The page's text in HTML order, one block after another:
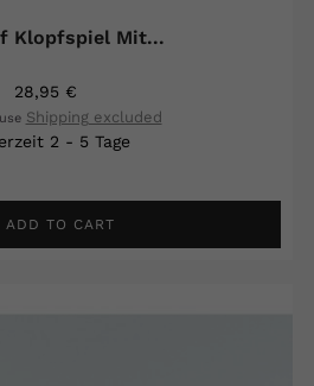
Klopfspiel Mit...
28,95 €
Shipping excluded
2 - 5 Tage
ADD TO CART